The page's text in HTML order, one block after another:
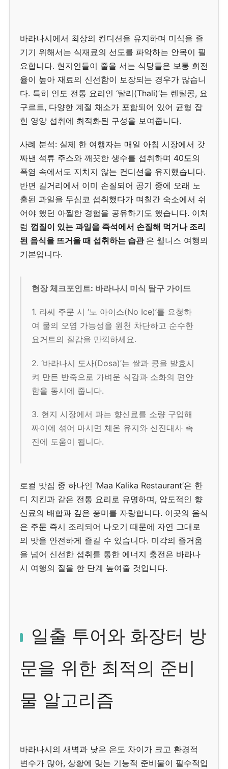
바라나시에서 최상의 컨디션을 유지하며 미식을 즐
기기 위해서는 식재료의 선도를 파악하는 안목이 필
요합니다. 현지인들이 줄을 서는 식당들은 보통 회전
율이 높아 재료의 신선함이 보장되는 경우가 많습니
다. 특히 인도 전통 요리인 ‘탈리(Thali)’는 렌틸콩, 요
구르트, 다양한 계절 채소가 포함되어 있어 균형 잡
힌 영양 섭취에 최적화된 구성을 보여줍니다.
사례 분석: 실제 한 여행자는 매일 아침 시장에서 갓
짜낸 석류 주스와 깨끗한 생수를 섭취하며 40도의
폭염 속에서도 지치지 않는 컨디션을 유지했습니다.
반면 길거리에서 이미 손질되어 공기 중에 오래 노
출된 과일을 무심코 섭취했다가 며칠간 숙소에서 쉬
어야 했던 아찔한 경험을 공유하기도 했습니다. 이처
럼 껍질이 있는 과일을 즉석에서 손질해 먹거나 조리
된 음식을 뜨거울 때 섭취하는 습관 은 웰니스 여행의
기본입니다.
현장 체크포인트: 바라나시 미식 탐구 가이드
1. 라씨 주문 시 ‘노 아이스(No Ice)’를 요청하
여 물의 오염 가능성을 원천 차단하고 순수한
요거트의 질감을 만끽하세요.
2. ‘바라나시 도사(Dosa)’는 쌀과 콩을 발효시
켜 만든 반죽으로 가벼운 식감과 소화의 편안
함을 동시에 줍니다.
3. 현지 시장에서 파는 향신료를 소량 구입해
짜이에 섞어 마시면 체온 유지와 신진대사 촉
진에 도움이 됩니다.
로컬 맛집 중 하나인 ‘Maa Kalika Restaurant’은 한
디 치킨과 같은 전통 요리로 유명하며, 압도적인 향
신료의 배합과 깊은 풍미를 자랑합니다. 이곳의 음식
은 주문 즉시 조리되어 나오기 때문에 자연 그대로
의 맛을 안전하게 즐길 수 있습니다. 미각의 즐거움
을 넘어 신선한 섭취를 통한 에너지 충전은 바라나
시 여행의 질을 한 단계 높여줄 것입니다.
일출 투어와 화장터 방
문을 위한 최적의 준비
물 알고리즘
바라나시의 새벽과 낮은 온도 차이가 크고 환경적
변수가 많아, 상황에 맞는 기능적 준비물이 필수적입